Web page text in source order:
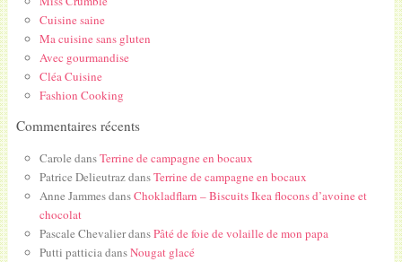
Cuisine saine
Ma cuisine sans gluten
Avec gourmandise
Cléa Cuisine
Fashion Cooking
Commentaires récents
Carole dansTerrine de campagne en bocaux
Patrice DelieutrazdansTerrine de campagne en bocaux
Anne JammesdansChokladflarn – Biscuits Ikea flocons d’avoine et
chocolat
Pascale ChevalierdansPâté de foie de volaille de mon papa
Putti patticiadansNougat glacé